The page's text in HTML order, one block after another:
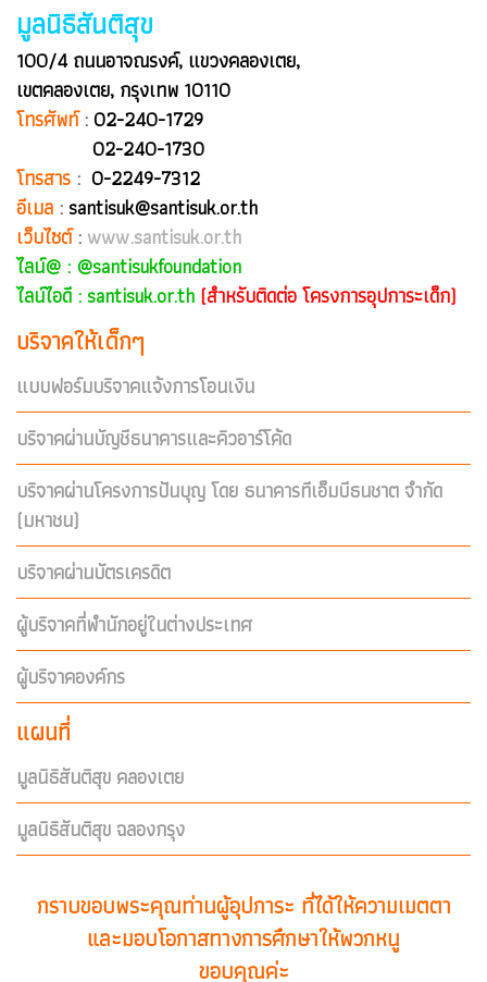
มูลนิธิสันติสุข
100/4 ถนนอาจณรงค์, แขวงคลองเตย,
เขตคลองเตย, กรุงเทพ 10110
โทรศัพท์:02-240-1729
02-240-1730
โทรสาร : 0-2249-7312
อีเมล : santisuk@santisuk.or.th
เว็บไซต์: www.santisuk.or.th
ไลน์@ : @santisukfoundation
ไลน์ไอดี : santisuk.or.th (สำหรับติดต่อ โครงการอุปการะเด็ก)
บริจาคให้เด็กๆ
แบบฟอร์มบริจาคแจ้งการโอนเงิน
บริจาคผ่านบัญชีธนาคารและคิวอาร์โค้ด
บริจาคผ่านโครงการปันบุญ โดย ธนาคารทีเอ็มบีธนชาต จำกัด
(มหาชน)
บริจาคผ่านบัตรเครดิต
ผู้บริจาคที่พำนักอยู่ในต่างประเทศ
ผู้บริจาคองค์กร
แผนที่
มูลนิธิสันติสุข คลองเตย
มูลนิธิสันติสุข ฉลองกรุง
กราบขอบพระคุณท่านผู้อุปการะ ที่ได้ให้ความเมตตา
และมอบโอกาสทางการศึกษาให้พวกหนู
ขอบคุณค่ะ